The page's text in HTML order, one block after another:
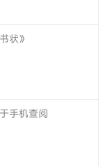
状》
手机查阅